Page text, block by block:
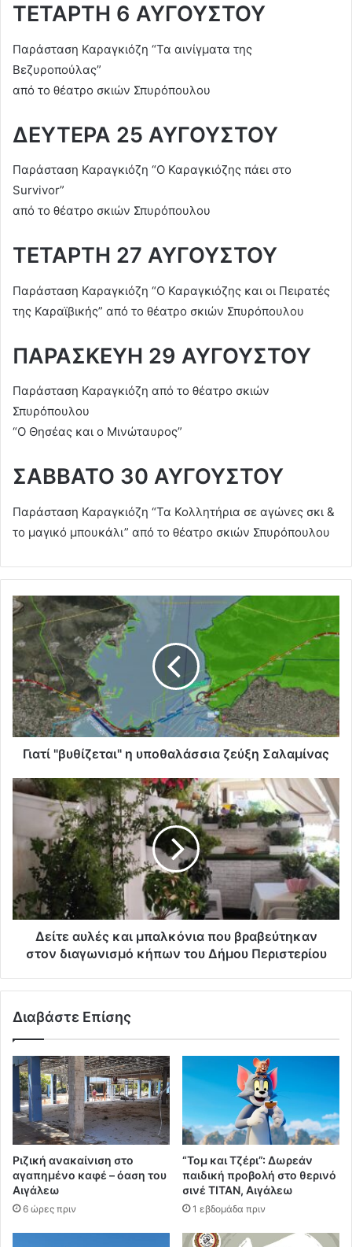
ΤΕΤΑΡΤΗ 6 ΑΥΓΟΥΣΤΟΥ
Παράσταση Καραγκιόζη “Τα αινίγματα της
Βεζυροπούλας”
από το θέατρο σκιών Σπυρόπουλου
ΔΕΥΤΕΡΑ 25 ΑΥΓΟΥΣΤΟΥ
Παράσταση Καραγκιόζη “Ο Καραγκιόζης πάει στο
Survivor”
από το θέατρο σκιών Σπυρόπουλου
ΤΕΤΑΡΤΗ 27 ΑΥΓΟΥΣΤΟΥ
Παράσταση Καραγκιόζη “Ο Καραγκιόζης και οι Πειρατές
της Καραϊβικής” από το θέατρο σκιών Σπυρόπουλου
ΠΑΡΑΣΚΕΥΗ 29 ΑΥΓΟΥΣΤΟΥ
Παράσταση Καραγκιόζη από το θέατρο σκιών
Σπυρόπουλου
“Ο Θησέας και ο Μινώταυρος”
ΣΑΒΒΑΤΟ 30 ΑΥΓΟΥΣΤΟΥ
Παράσταση Καραγκιόζη “Τα Κολλητήρια σε αγώνες σκι &
το μαγικό μπουκάλι” από το θέατρο σκιών Σπυρόπουλου
Γιατί "βυθίζεται" η υποθαλάσσια ζεύξη Σαλαμίνας
Δείτε αυλές και μπαλκόνια που βραβεύτηκαν
στον διαγωνισμό κήπων του Δήμου Περιστερίου
Διαβάστε Επίσης
Ριζική ανακαίνιση στο
αγαπημένο καφέ – όαση του
Αιγάλεω
6 ώρες πριν
“Τομ και Τζέρι”: Δωρεάν
παιδική προβολή στο θερινό
σινέ ΤΙΤΑΝ, Αιγάλεω
1 εβδομάδα πριν